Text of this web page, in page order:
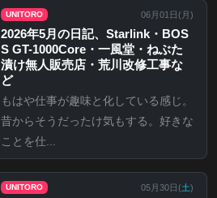
UNITORO 06月01日( 月)
2026年5月の日記、Starlink・BOS
S GT-1000Core・一風堂・ねぶた
漬け無人販売店・荒川改修工事な
ど
もはや仕事が趣味と化している感じ。
昔からそうだったけ気もする。好きな
ことを仕...
UNITORO 05月30日(土)